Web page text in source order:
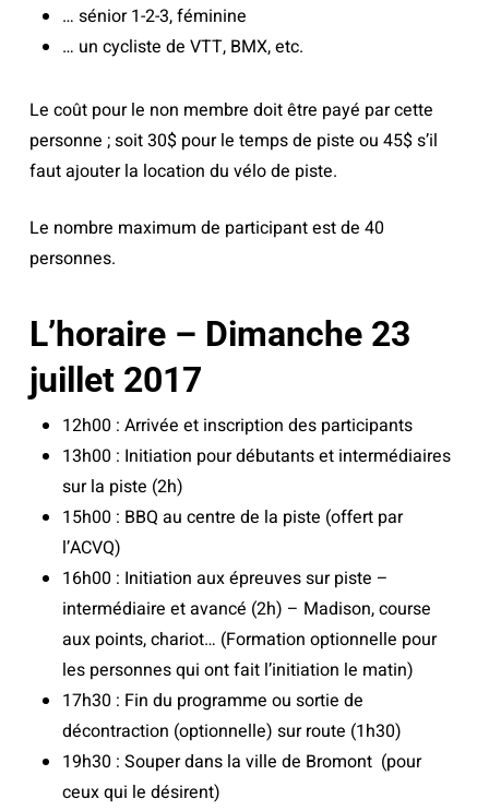
… sénior 1-2-3, féminine
… un cycliste de VTT, BMX, etc.
Le coût pour le non membre doit être payé par cette
personne ; soit 30$ pour le temps de piste ou 45$ s’il
faut ajouter la location du vélo de piste.
Le nombre maximum de participant est de 40
personnes.
L’horaire – Dimanche 23
juillet 2017
12h00 : Arrivée et inscription des participants
13h00 : Initiation pour débutants et intermédiaires
sur la piste (2h)
15h00 : BBQ au centre de la piste (offert par
l’ACVQ)
16h00 : Initiation aux épreuves sur piste –
intermédiaire et avancé (2h) – Madison, course
aux points, chariot… (Formation optionnelle pour
les personnes qui ont fait l’initiation le matin)
17h30 : Fin du programme ou sortie de
décontraction (optionnelle) sur route (1h30)
19h30 : Souper dans la ville de Bromont (pour
ceux qui le désirent)